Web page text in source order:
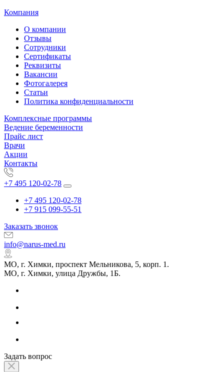
Компания
О компании
Отзывы
Сотрудники
Сертификаты
Реквизиты
Вакансии
Фотогалерея
Статьи
Политика конфиденциальности
Комплексные программы
Ведение беременности
Прайс лист
Врачи
Акции
Контакты
+7 495 120-02-78
+7 495 120-02-78
+7 915 099-55-51
Заказать звонок
info@narus-med.ru
МО, г. Химки, проспект Мельникова, 5, корп. 1.
МО, г. Химки, улица Дружбы, 1Б.
Задать вопрос